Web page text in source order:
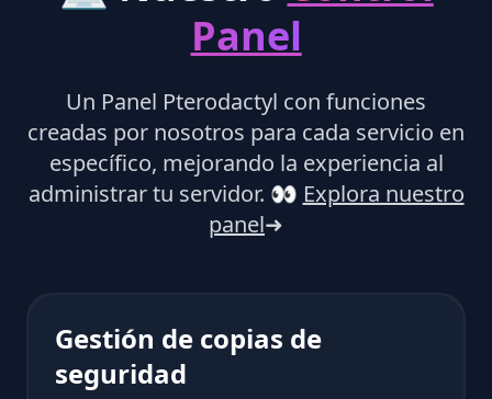
Panel
Un Panel Pterodactyl con funciones
creadas por nosotros para cada servicio en
específico, mejorando la experiencia al
administrar tu servidor. 👀 Explora nuestro
panel➜
Gestión de copias de
seguridad